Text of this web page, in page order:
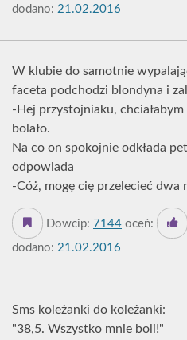
dodano: 21.02.2016
W klubie do samotnie
faceta podchodzi blondyna i
-Hej przystojniaku,
bolało.
Na co on spokojnie odkłada
odpowiada
-Cóż, mogę cię przelecieć dwa
Dowcip: 7144 oceń:
dodano: 21.02.2016
Sms koleżanki do koleżanki:
"38,5. Wszystko mnie boli!"